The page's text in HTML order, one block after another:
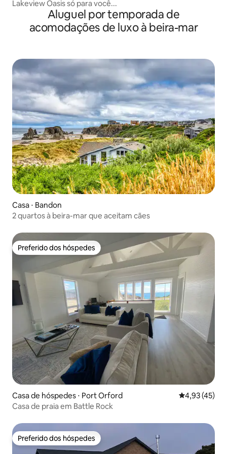
Lakeview Oasis só para você...
Aluguel por temporada de
acomodações de luxo à beira-mar
Casa ⋅ Bandon
2 quartos à beira-mar que aceitam cães
Preferido dos hóspedes
Preferido dos hóspedes
Casa de hóspedes ⋅ Port Orford 4,93 de uma
4,93 (45)
Casa de praia em Battle Rock
Preferido dos hóspedes
Preferido dos hóspedes